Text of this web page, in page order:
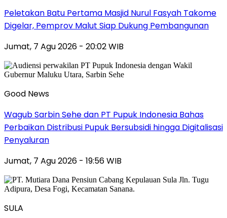
Peletakan Batu Pertama Masjid Nurul Fasyah Takome
Digelar, Pemprov Malut Siap Dukung Pembangunan
Jumat, 7 Agu 2026 - 20:02 WIB
Good News
Wagub Sarbin Sehe dan PT Pupuk Indonesia Bahas
Perbaikan Distribusi Pupuk Bersubsidi hingga Digitalisasi
Penyaluran
Jumat, 7 Agu 2026 - 19:56 WIB
SULA